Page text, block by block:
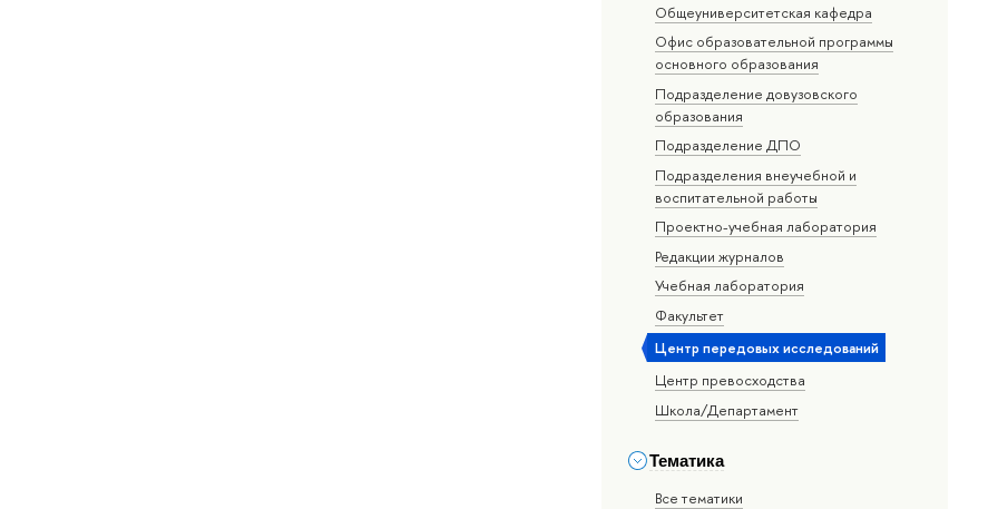
Общеуниверситетская кафедра
Офис образовательной программы
основного образования
Подразделение довузовского
образования
Подразделение ДПО
Подразделения внеучебной и
воспитательной работы
Проектно-учебная лаборатория
Редакции журналов
Учебная лаборатория
Факультет
Центр передовых исследований
Центр превосходства
Школа/Департамент
Тематика
Все тематики